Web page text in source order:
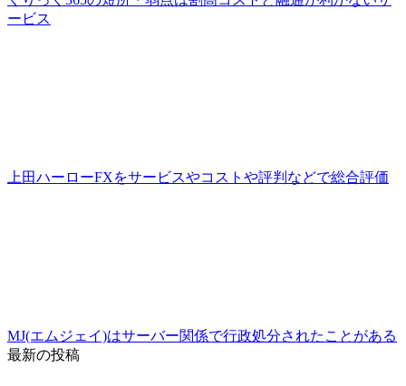
ービス
上田ハーローFXをサービスやコストや評判などで総合評価
MJ(エムジェイ)はサーバー関係で行政処分されたことがある
最新の投稿